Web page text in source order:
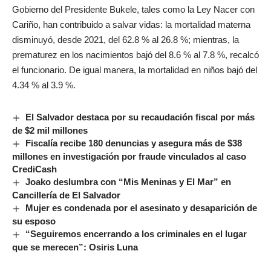
Gobierno del Presidente Bukele, tales como la Ley Nacer con
Cariño, han contribuido a salvar vidas: la mortalidad materna
disminuyó, desde 2021, del 62.8 % al 26.8 %; mientras, la
prematurez en los nacimientos bajó del 8.6 % al 7.8 %, recalcó
el funcionario. De igual manera, la mortalidad en niños bajó del
4.34 % al 3.9 %.
El Salvador destaca por su recaudación fiscal por más
de $2 mil millones
Fiscalía recibe 180 denuncias y asegura más de $38
millones en investigación por fraude vinculados al caso
CrediCash
Joako deslumbra con “Mis Meninas y El Mar” en
Cancillería de El Salvador
Mujer es condenada por el asesinato y desaparición de
su esposo
“Seguiremos encerrando a los criminales en el lugar
que se merecen”: Osiris Luna